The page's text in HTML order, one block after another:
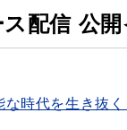
配信 公
な時代を生き抜